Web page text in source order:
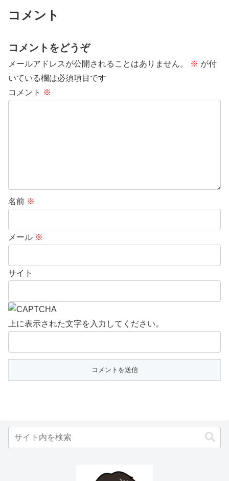
コメント
コメントをどうぞ
メールアドレスが公開されることはありません。 ※ が付
いている欄は必須項目です
コメント ※
名前 ※
メール ※
サイト
上に表示された文字を入力してください。